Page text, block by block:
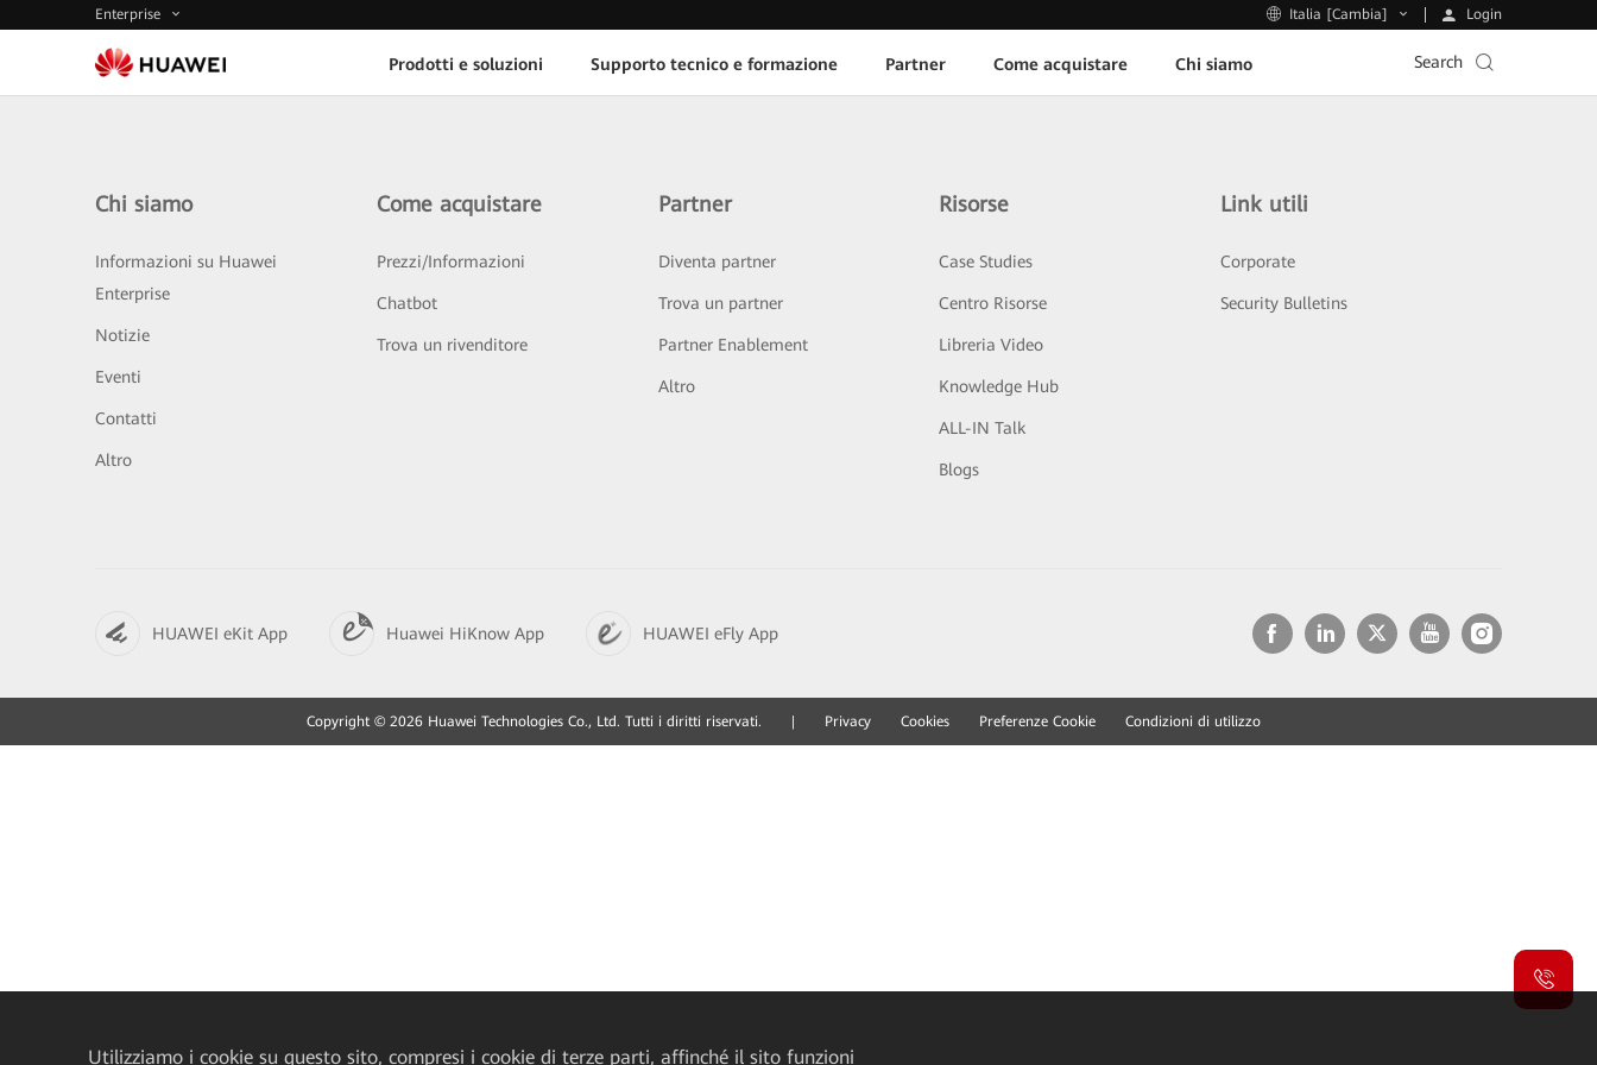
Enterprise Italia [Cambia] Login
Prodotti e soluzioni Supporto tecnico e formazione Partner Come acquistare Chi siamo Search
Chi siamo
Informazioni su Huawei
Enterprise
Notizie
Eventi
Contatti
Altro
Come acquistare
Prezzi/Informazioni
Chatbot
Trova un rivenditore
Partner
Diventa partner
Trova un partner
Partner Enablement
Altro
Risorse
Case Studies
Centro Risorse
Libreria Video
Knowledge Hub
ALL-IN Talk
Blogs
Link utili
Corporate
Security Bulletins
HUAWEI eKit App Huawei HiKnow App HUAWEI eFly App
Copyright © 2026 Huawei Technologies Co., Ltd. Tutti i diritti riservati. Privacy Cookies Preferenze Cookie Condizioni di utilizzo
Utilizziamo i cookie su questo sito, compresi i cookie di terze parti, affinché il sito funzioni